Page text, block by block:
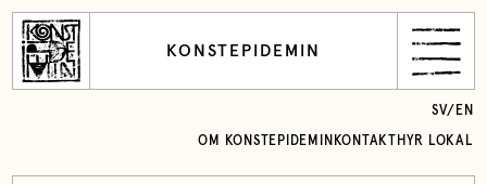
KONSTEPIDEMIN
OM KONSTEPIDEMIN KONTAKT HYR LOKAL
SV/ EN